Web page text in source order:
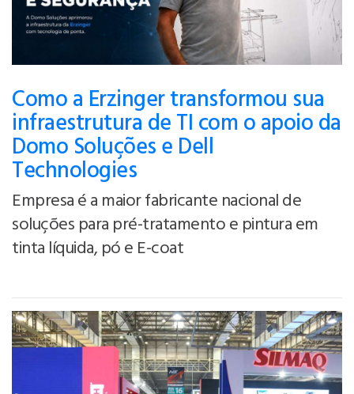
Como a Erzinger transformou sua
infraestrutura de TI com o apoio da
Domo Soluções e Dell
Technologies
Empresa é a maior fabricante nacional de
soluções para pré-tratamento e pintura em
tinta líquida, pó e E-coat